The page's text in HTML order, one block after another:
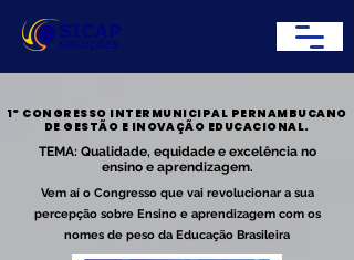
1º CONGRESSO INTERMUNICIPAL PERNAMBUCANO
DE GESTÃO E INOVAÇÃO EDUCACIONAL.
1º CONGRESSO INTERMUNICIPAL PERNAMBUCANO
DE GESTÃO E INOVAÇÃO EDUCACIONAL.
TEMA: Qualidade, equidade e excelência no
ensino e aprendizagem.
Vem aí o Congresso que vai revolucionar a sua
percepção sobre Ensino e aprendizagem com os
nomes de peso da Educação Brasileira